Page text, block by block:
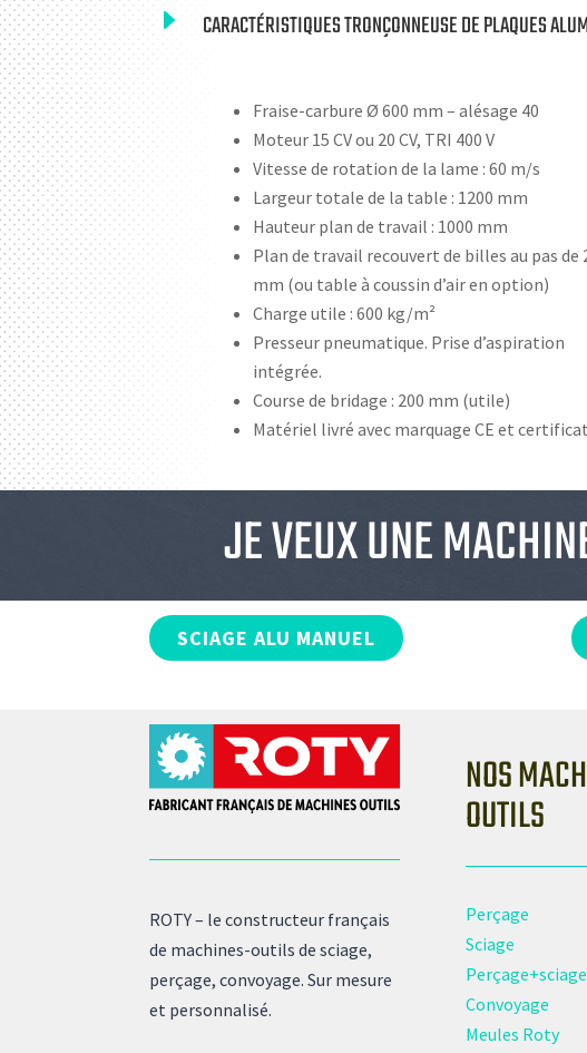
E CARACTÉRISTIQUES TRONÇONNEUSE DE PLAQUES
Fraise-carbure Ø 600 mm – alésage 40
Moteur 15 CV ou 20 CV, TRI 400 V
Vitesse de rotation de la lame : 60 m/s
Largeur totale de la table : 1200 mm
Hauteur plan de travail : 1000 mm
Plan de travail recouvert de billes au pas de
mm (ou table à coussin d’air en option)
Charge utile : 600 kg/m²
Presseur pneumatique. Prise d’aspiration
intégrée.
Course de bridage : 200 mm (utile)
Matériel livré avec marquage CE et
JE VEUX UNE
SCIAGE ALU MANUEL
ROTY – le constructeur français
de machines-outils de sciage,
perçage, convoyage. Sur mesure
et personnalisé.
NOS
OUTILS
Perçage
Sciage
Perçage+sciage
Convoyage
Meules Roty